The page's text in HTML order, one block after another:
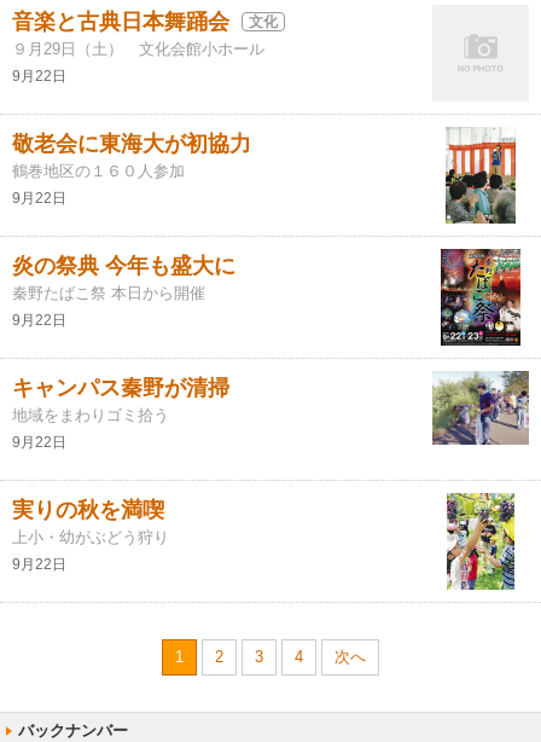
音楽と古典日本舞踊会 文化
９月29日（土） 文化会館小ホール
9月22日
敬老会に東海大が初協力
鶴巻地区の１６０人参加
9月22日
炎の祭典 今年も盛大に
秦野たばこ祭 本日から開催
9月22日
キャンパス秦野が清掃
地域をまわりゴミ拾う
9月22日
実りの秋を満喫
上小・幼がぶどう狩り
9月22日
1 2 3 4 次へ